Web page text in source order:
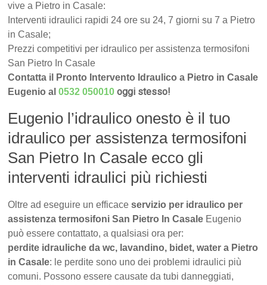
vive a Pietro in Casale:
Interventi idraulici rapidi 24 ore su 24, 7 giorni su 7 a Pietro
in Casale;
Prezzi competitivi per idraulico per assistenza termosifoni
San Pietro In Casale
Contatta il Pronto Intervento Idraulico a Pietro in Casale
Eugenio al0532 050010 oggi stesso!
Eugenio l’idraulico onesto è il tuo
idraulico per assistenza termosifoni
San Pietro In Casale ecco gli
interventi idraulici più richiesti
Oltre ad eseguire un efficaceservizio per idraulico per
assistenza termosifoni San Pietro In Casale Eugenio
può essere contattato, a qualsiasi ora per:
perdite idrauliche da wc, lavandino, bidet, water a Pietro
in Casale: le perdite sono uno dei problemi idraulici più
comuni. Possono essere causate da tubi danneggiati,